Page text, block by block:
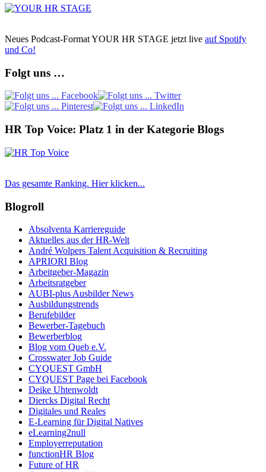
Neues Podcast-Format YOUR HR STAGE jetzt live auf Spotify
und Co!
Folgt uns …
HR Top Voice: Platz 1 in der Kategorie Blogs
Das gesamte Ranking. Hier klicken...
Blogroll
Absolventa Karriereguide
Aktuelles aus der HR-Welt
André Wolpers Talent Acquisition & Recruiting
APRIORI Blog
Arbeitgeber-Magazin
Arbeitsratgeber
AUBI-plus Ausbilder News
Ausbildungstrends
Berufebilder
Bewerber-Tagebuch
Bewerberblog
Blog vom Queb e.V.
Crosswater Job Guide
CYQUEST GmbH
CYQUEST Page bei Facebook
Deike Uhtenwoldt
Diercks Digital Recht
Digitales und Reales
E-Learning für Digital Natives
eLearning2null
Employerreputation
functionHR Blog
Future of HR